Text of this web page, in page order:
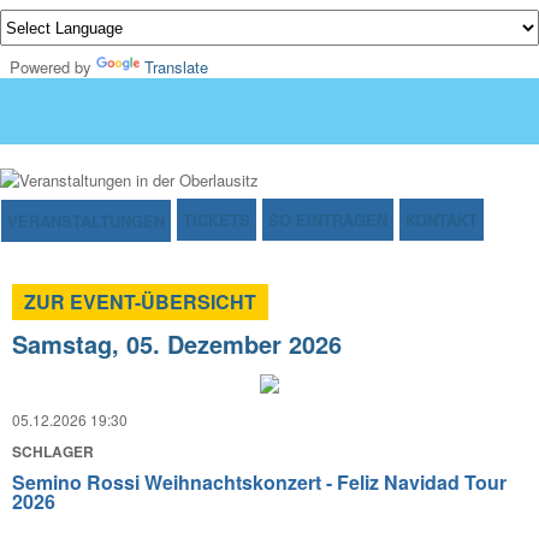
Powered by Translate
VERANSTALTUNGEN TICKETS SO EINTRAGEN KONTAKT
ZUR EVENT-ÜBERSICHT
Samstag, 05. Dezember 2026
05.12.2026 19:30
SCHLAGER
Semino Rossi Weihnachtskonzert - Feliz Navidad Tour
2026